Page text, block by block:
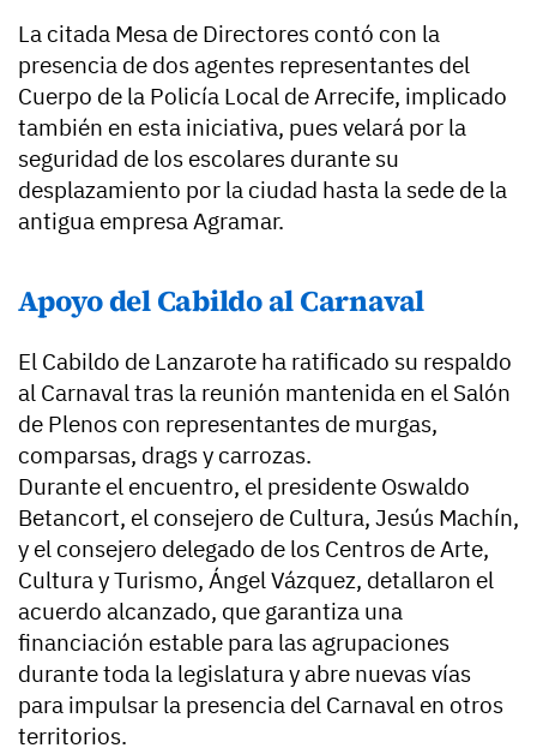
La citada Mesa de Directores contó con la
presencia de dos agentes representantes del
Cuerpo de la Policía Local de Arrecife, implicado
también en esta iniciativa, pues velará por la
seguridad de los escolares durante su
desplazamiento por la ciudad hasta la sede de la
antigua empresa Agramar.
Apoyo del Cabildo al Carnaval
El Cabildo de Lanzarote ha ratificado su respaldo
al Carnaval tras la reunión mantenida en el Salón
de Plenos con representantes de murgas,
comparsas, drags y carrozas.
Durante el encuentro, el presidente Oswaldo
Betancort, el consejero de Cultura, Jesús Machín,
y el consejero delegado de los Centros de Arte,
Cultura y Turismo, Ángel Vázquez, detallaron el
acuerdo alcanzado, que garantiza una
financiación estable para las agrupaciones
durante toda la legislatura y abre nuevas vías
para impulsar la presencia del Carnaval en otros
territorios.